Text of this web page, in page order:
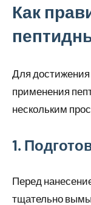
Как
Для
применения
нескольким
1.
Перед
тщательно